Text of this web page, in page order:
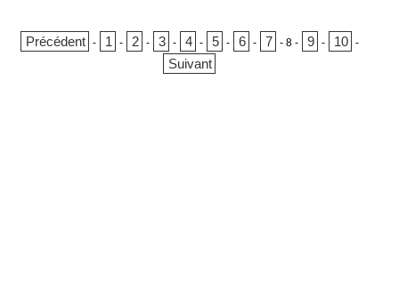
Précédent - 1 - 2 - 3 - 4 - 5 - 6 - 7 -8 - 9 - 10 -
Suivant